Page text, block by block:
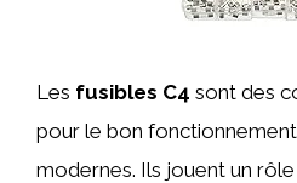
Les fusibles C4 sont des
pour le bon
modernes. Ils jouent un rôle